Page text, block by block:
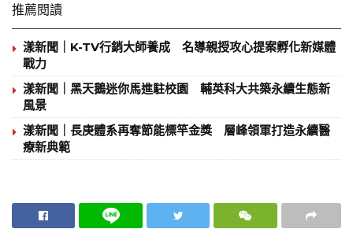
推薦閱讀
漾新聞｜K-TV行銷大師養成 名導親授攻心提案孵化新媒體
戰力
漾新聞｜黑天鵝迷你馬進駐校園 輔英科大共築永續生態新
風景
漾新聞｜長庚體系再奪節能標竿金獎 層峰領軍打造永續醫
療新典範